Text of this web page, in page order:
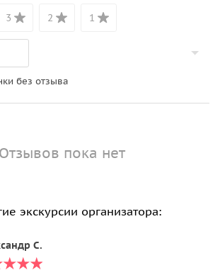
3 2 1
без отзыва
Отзывов пока нет
экскурсии организатора:
С.